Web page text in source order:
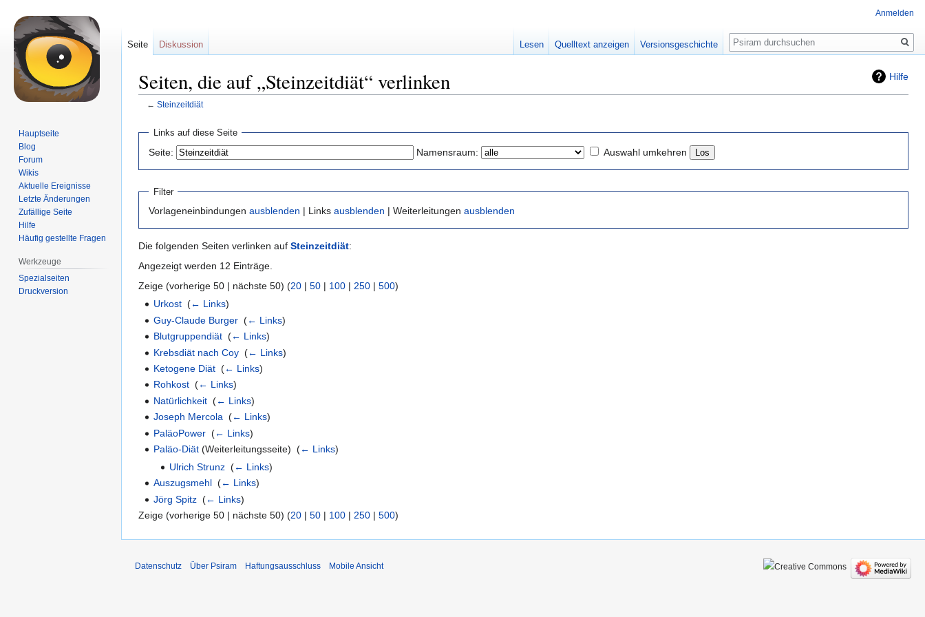
Hilfe
Seiten, die auf „Steinzeitdiät“ verlinken
← Steinzeitdiät
Navigation
springen
springen
Links auf diese Seite
Seite: Namensraum: Auswahl umkehren
Filter
Vorlageneinbindungen ausblenden | Links ausblenden | Weiterleitungen ausblenden
Die folgenden Seiten verlinken auf Steinzeitdiät:
Angezeigt werden 12 Einträge.
Zeige (vorherige 50 | nächste 50) (20 | 50 | 100 | 250 | 500)
Urkost ‎(← Links)
Guy-Claude Burger ‎(← Links)
Blutgruppendiät ‎(← Links)
Krebsdiät nach Coy ‎(← Links)
Ketogene Diät ‎(← Links)
Rohkost ‎(← Links)
Natürlichkeit ‎(← Links)
Joseph Mercola ‎(← Links)
PaläoPower ‎(← Links)
Paläo-Diät (Weiterleitungsseite) ‎(← Links)
Ulrich Strunz‎ (← Links)
Auszugsmehl ‎(← Links)
Jörg Spitz ‎(← Links)
Zeige (vorherige 50 | nächste 50) (20 | 50 | 100 | 250 | 500)
Anmelden
Seite Diskussion Lesen Quelltext anzeigen Versionsgeschichte
Suche
Hauptseite
Blog
Forum
Wikis
Aktuelle Ereignisse
Letzte Änderungen
Zufällige Seite
Hilfe
Häufig gestellte Fragen
Werkzeuge
Spezialseiten
Druckversion
Datenschutz Über Psiram Haftungsausschluss Mobile Ansicht